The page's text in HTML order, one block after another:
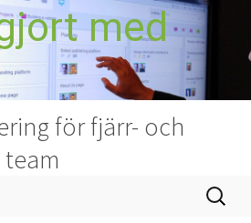
med
för fjärr- och
Sök
efter: